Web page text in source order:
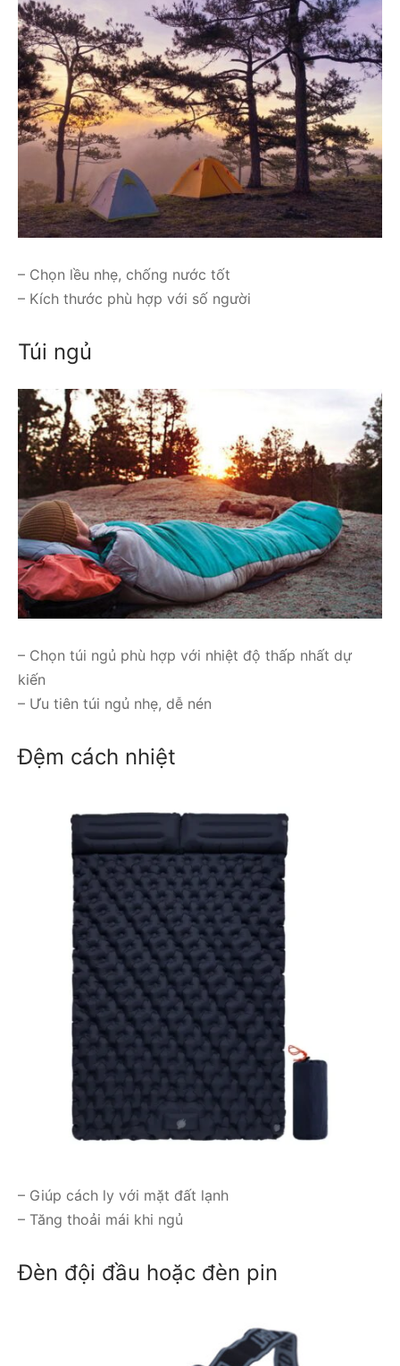
– Chọn lều nhẹ, chống nước tốt
– Kích thước phù hợp với số người
Túi ngủ
– Chọn túi ngủ phù hợp với nhiệt độ thấp nhất dự
kiến
– Ưu tiên túi ngủ nhẹ, dễ nén
Đệm cách nhiệt
– Giúp cách ly với mặt đất lạnh
– Tăng thoải mái khi ngủ
Đèn đội đầu hoặc đèn pin